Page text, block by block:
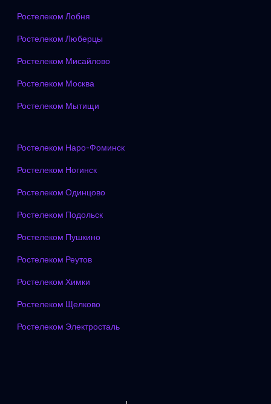
Ростелеком Лобня
Ростелеком Люберцы
Ростелеком Мисайлово
Ростелеком Москва
Ростелеком Мытищи
Ростелеком Наро-Фоминск
Ростелеком Ногинск
Ростелеком Одинцово
Ростелеком Подольск
Ростелеком Пушкино
Ростелеком Реутов
Ростелеком Химки
Ростелеком Щелково
Ростелеком Электросталь